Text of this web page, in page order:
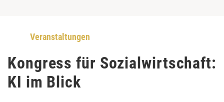
Veranstaltungen
Kongress für Sozialwirtschaft:
KI im Blick